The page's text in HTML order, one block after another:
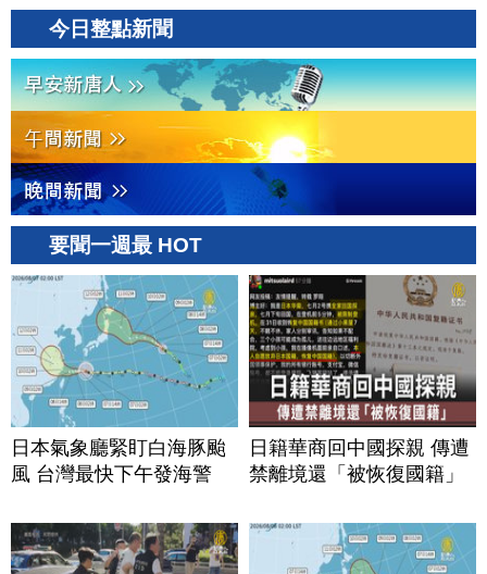
美？｜#財經新聞｜
20260806(四)
今日整點新聞
要聞一週最 HOT
日本氣象廳緊盯白海豚颱
風 台灣最快下午發海警
日籍華商回中國探親 傳遭
禁離境還「被恢復國籍」